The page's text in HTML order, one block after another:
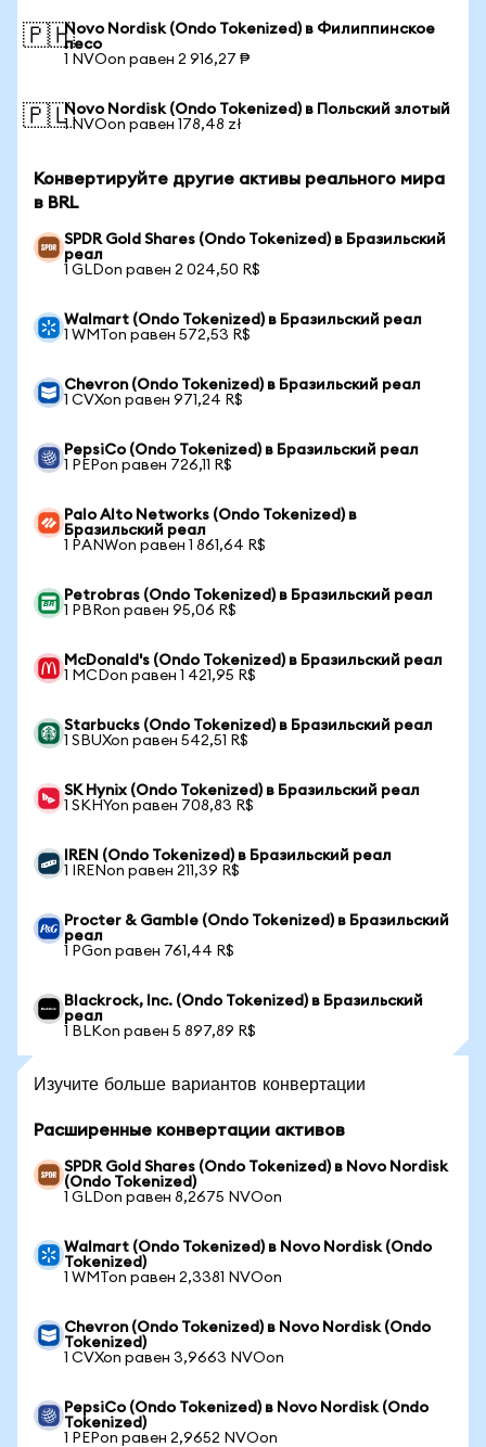
🇵🇭Novo Nordisk (Ondo Tokenized) в Филиппинское
песо
1 NVOon равен 2 916,27 ₱
🇵🇱Novo Nordisk (Ondo Tokenized) в Польский злотый
1 NVOon равен 178,48 zł
Конвертируйте другие активы реального мира
в BRL
SPDR Gold Shares (Ondo Tokenized) в Бразильский
реал
1 GLDon равен 2 024,50 R$
Walmart (Ondo Tokenized) в Бразильский реал
1 WMTon равен 572,53 R$
Chevron (Ondo Tokenized) в Бразильский реал
1 CVXon равен 971,24 R$
PepsiCo (Ondo Tokenized) в Бразильский реал
1 PEPon равен 726,11 R$
Palo Alto Networks (Ondo Tokenized) в
Бразильский реал
1 PANWon равен 1 861,64 R$
Petrobras (Ondo Tokenized) в Бразильский реал
1 PBRon равен 95,06 R$
McDonald's (Ondo Tokenized) в Бразильский реал
1 MCDon равен 1 421,95 R$
Starbucks (Ondo Tokenized) в Бразильский реал
1 SBUXon равен 542,51 R$
SK Hynix (Ondo Tokenized) в Бразильский реал
1 SKHYon равен 708,83 R$
IREN (Ondo Tokenized) в Бразильский реал
1 IRENon равен 211,39 R$
Procter & Gamble (Ondo Tokenized) в Бразильский
реал
1 PGon равен 761,44 R$
Blackrock, Inc. (Ondo Tokenized) в Бразильский
реал
1 BLKon равен 5 897,89 R$
Изучите больше вариантов конвертации
Расширенные конвертации активов
SPDR Gold Shares (Ondo Tokenized) в Novo Nordisk
(Ondo Tokenized)
1 GLDon равен 8,2675 NVOon
Walmart (Ondo Tokenized) в Novo Nordisk (Ondo
Tokenized)
1 WMTon равен 2,3381 NVOon
Chevron (Ondo Tokenized) в Novo Nordisk (Ondo
Tokenized)
1 CVXon равен 3,9663 NVOon
PepsiCo (Ondo Tokenized) в Novo Nordisk (Ondo
Tokenized)
1 PEPon равен 2,9652 NVOon